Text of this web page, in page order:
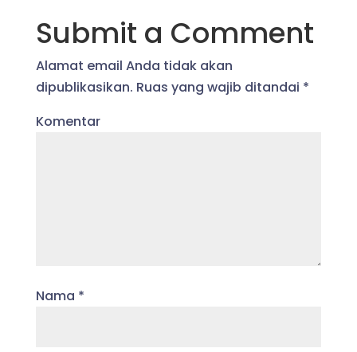
Submit a Comment
Alamat email Anda tidak akan
dipublikasikan. Ruas yang wajib ditandai *
Komentar
Nama *